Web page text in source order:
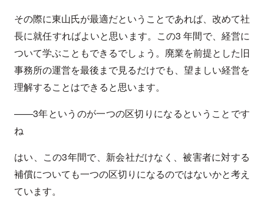
その際に東山氏が最適だということであれば、改めて社
長に就任すればよいと思います。この3 年間で、経営に
ついて学ぶこともできるでしょう。廃業を前提とした旧
事務所の運営を最後まで見るだけでも、望ましい経営を
理解することはできると思います。
——3年というのが一つの区切りになるということです
ね
はい、この3年間で、新会社だけなく、被害者に対する
補償についても一つの区切りになるのではないかと考え
ています。